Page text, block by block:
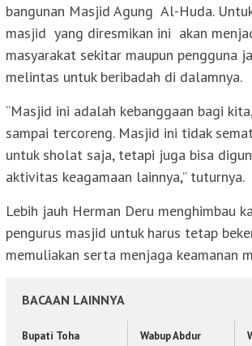
bangunan Masjid Agung Al-Huda.
masjid yang diresmikan ini akan
masyarakat sekitar maupun pengguna
melintas untuk beribadah di dalamnya.
“Masjid ini adalah kebanggaan bagi
sampai tercoreng. Masjid ini tidak
untuk sholat saja, tetapi juga bisa
aktivitas keagamaan lainnya,” tuturnya.
Lebih jauh Herman Deru menghimbau
pengurus masjid untuk harus tetap
memuliakan serta menjaga keamanan
BACAAN LAINNYA
Bupati Toha
Wabup Abdur